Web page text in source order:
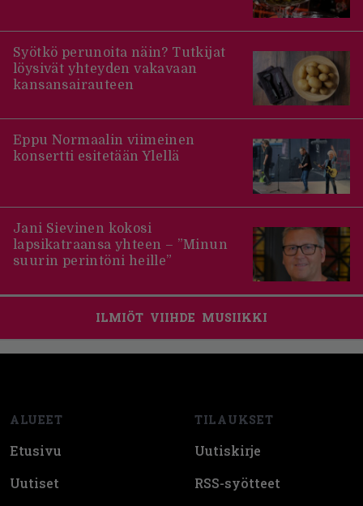
Syötkö perunoita näin? Tutkijat
löysivät yhteyden vakavaan
kansansairauteen
Eppu Normaalin viimeinen
konsertti esitetään Ylellä
Jani Sievinen kokosi
lapsikatraansa yhteen – ”Minun
suurin perintöni heille”
ILMIÖT VIIHDE MUSIIKKI
ALUEET
Etusivu
Uutiset
TILAUKSET
Uutiskirje
RSS-syötteet